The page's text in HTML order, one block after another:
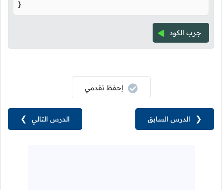
}
جرب الكود
الدرس التالي ❯
إحفظ تقدمي
❮ الدرس السابق